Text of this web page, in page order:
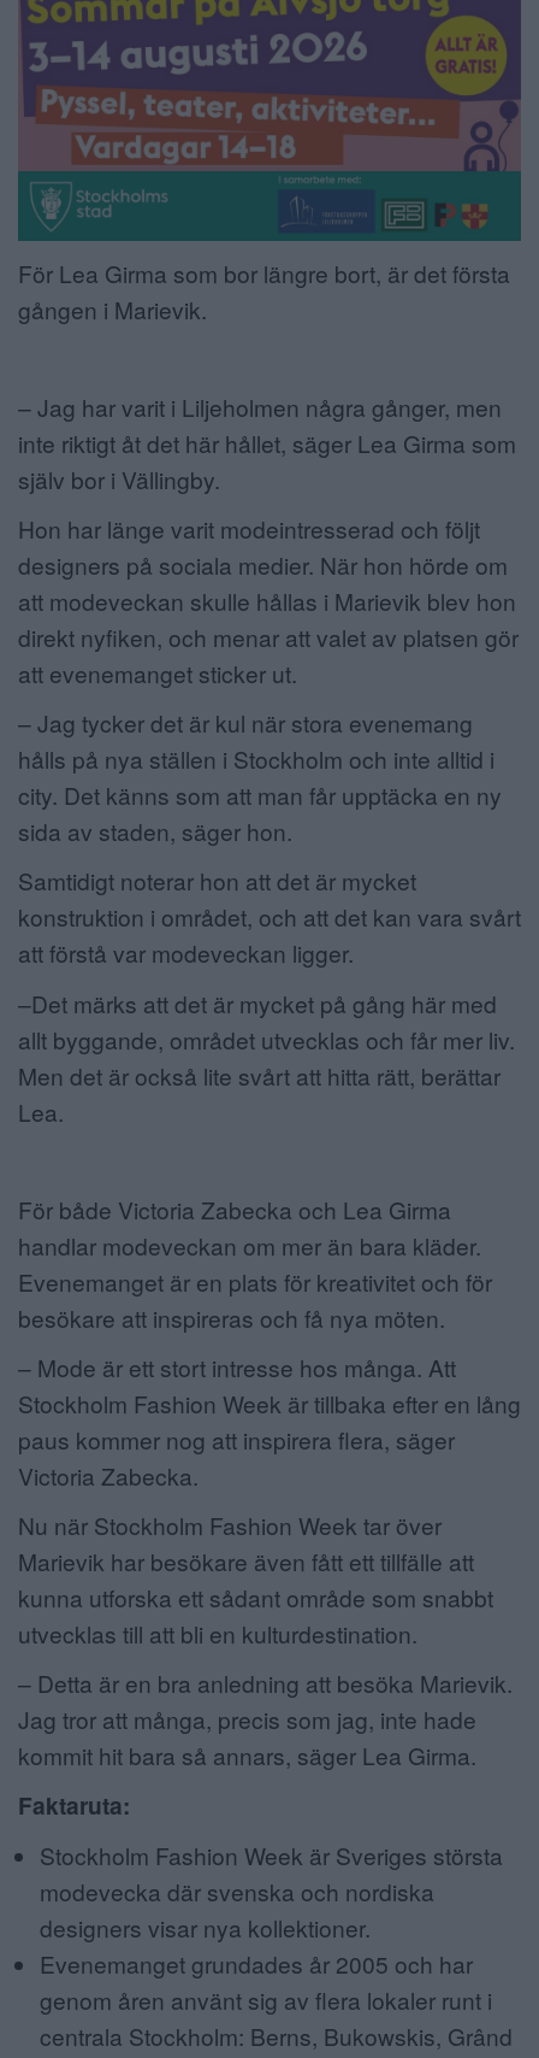
För Lea Girma som bor längre bort, är det första
gången i Marievik.
– Jag har varit i Liljeholmen några gånger, men
inte riktigt åt det här hållet, säger Lea Girma som
själv bor i Vällingby.
Hon har länge varit modeintresserad och följt
designers på sociala medier. När hon hörde om
att modeveckan skulle hållas i Marievik blev hon
direkt nyfiken, och menar att valet av platsen gör
att evenemanget sticker ut.
– Jag tycker det är kul när stora evenemang
hålls på nya ställen i Stockholm och inte alltid i
city. Det känns som att man får upptäcka en ny
sida av staden, säger hon.
Samtidigt noterar hon att det är mycket
konstruktion i området, och att det kan vara svårt
att förstå var modeveckan ligger.
–Det märks att det är mycket på gång här med
allt byggande, området utvecklas och får mer liv.
Men det är också lite svårt att hitta rätt, berättar
Lea.
För både Victoria Zabecka och Lea Girma
handlar modeveckan om mer än bara kläder.
Evenemanget är en plats för kreativitet och för
besökare att inspireras och få nya möten.
– Mode är ett stort intresse hos många. Att
Stockholm Fashion Week är tillbaka efter en lång
paus kommer nog att inspirera flera, säger
Victoria Zabecka.
Nu när Stockholm Fashion Week tar över
Marievik har besökare även fått ett tillfälle att
kunna utforska ett sådant område som snabbt
utvecklas till att bli en kulturdestination.
– Detta är en bra anledning att besöka Marievik.
Jag tror att många, precis som jag, inte hade
kommit hit bara så annars, säger Lea Girma.
Faktaruta:
Stockholm Fashion Week är Sveriges största
modevecka där svenska och nordiska
designers visar nya kollektioner.
Evenemanget grundades år 2005 och har
genom åren använt sig av flera lokaler runt i
centrala Stockholm: Berns, Bukowskis, Grând